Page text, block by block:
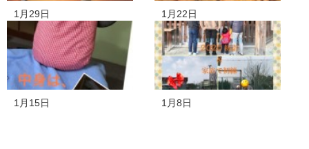
1月29日 1月22日
1月15日 1月8日